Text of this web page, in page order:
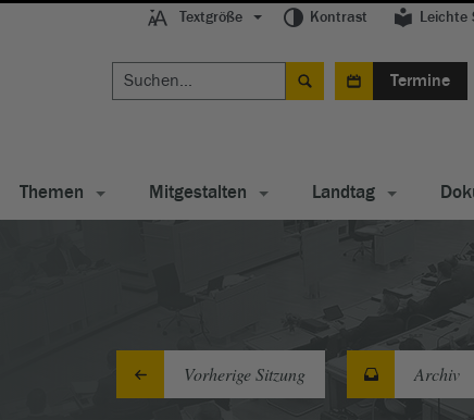
Textgröße Kontrast Leichte
Termine
Themen Mitgestalten Landtag
Archiv
Vorherige Sitzung